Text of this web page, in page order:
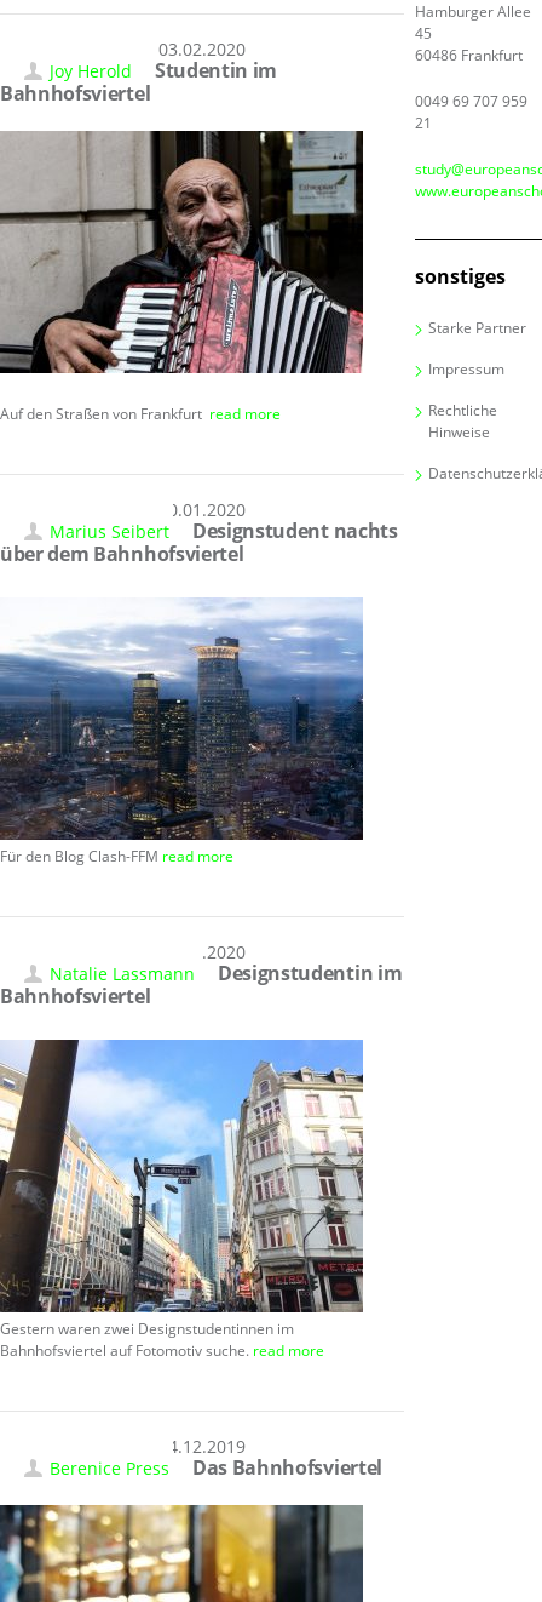
03.02.2020
Joy Herold
Studentin im
Bahnhofsviertel
Auf den Straßen von Frankfurt read more
30.01.2020
Marius Seibert
Designstudent nachts
über dem Bahnhofsviertel
Für den Blog Clash-FFM read more
08.01.2020
Natalie Lassmann
Designstudentin im
Bahnhofsviertel
Gestern waren zwei Designstudentinnen im
Bahnhofsviertel auf Fotomotiv suche. read more
14.12.2019
Berenice Press
Das Bahnhofsviertel
Hamburger Allee
45
60486 Frankfurt
0049 69 707 959
21
sonstiges
Starke Partner
Impressum
Rechtliche
Hinweise